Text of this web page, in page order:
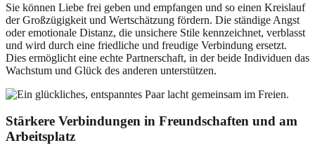
Sie können Liebe frei geben und empfangen und so einen Kreislauf
der Großzügigkeit und Wertschätzung fördern. Die ständige Angst
oder emotionale Distanz, die unsichere Stile kennzeichnet, verblasst
und wird durch eine friedliche und freudige Verbindung ersetzt.
Dies ermöglicht eine echte Partnerschaft, in der beide Individuen das
Wachstum und Glück des anderen unterstützen.
Stärkere Verbindungen in Freundschaften und am
Arbeitsplatz